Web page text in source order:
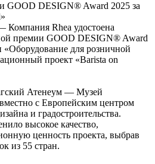
GOOD DESIGN® Award 2025 за
Компания Rhea удостоена
премии GOOD DESIGN® Award
«Оборудование для розничной
проект «Barista on
Атенеум — Музей
с Европейским центром
и градостроительства.
высокое качество,
ценность проекта, выбрав
из 55 стран.